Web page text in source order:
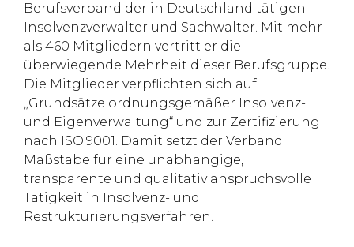
Berufsverband der in Deutschland tätigen
Insolvenzverwalter und Sachwalter. Mit mehr
als 460 Mitgliedern vertritt er die
überwiegende Mehrheit dieser Berufsgruppe.
Die Mitglieder verpflichten sich auf
„Grundsätze ordnungsgemäßer Insolvenz-
und Eigenverwaltung“ und zur Zertifizierung
nach ISO:9001. Damit setzt der Verband
Maßstäbe für eine unabhängige,
transparente und qualitativ anspruchsvolle
Tätigkeit in Insolvenz- und
Restrukturierungsverfahren.